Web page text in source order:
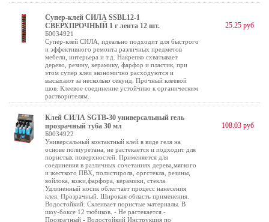
Супер-клей СИЛА SSBL12-1
СВЕРХПРОЧНЫЙ 1 г лента 12 шт.
Б0034921
Супер-клей СИЛА, идеально подходит для быстрого
и эффективного ремонта различных предметов
мебели, интерьера и т.д. Накрепко схватывает
дерево, резину, керамику, фарфор и пластик, при
этом супер клеи экономично расходуются и
высыхают за несколько секунд. Прочный клеевой
шов. Клеевое соединение устойчиво к органическим
растворителям.
25.25 руб
Клей СИЛА SGTB-30 универсальный гель
прозрачный туба 30 мл
Б0034922
Универсальный контактный клей в виде геля на
основе полиуретана, не растекается и подходит для
пористых поверхностей. Применяется для
соединения в различных сочетаниях дерева,мягкого
и жесткого ПВХ, полистирола, оргстекла, резины,
войлока, кожи,фарфора, керамики, стекла.
Удлиненный носик облегчает процесс нанесения
клея. Прозрачный. Широкая область применения.
Водостойкий. Склеивает пористые материалы. В
шоу-боксе 12 тюбиков. - Не растекается -
Прозрачный - Водостойкий Инструкция по
108.03 руб